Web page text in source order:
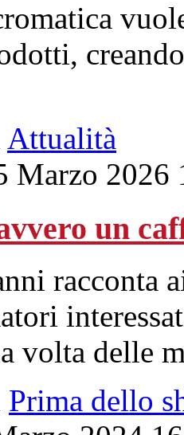
Attualità
Marzo 2026
un
racconta
volta delle
Prima dello